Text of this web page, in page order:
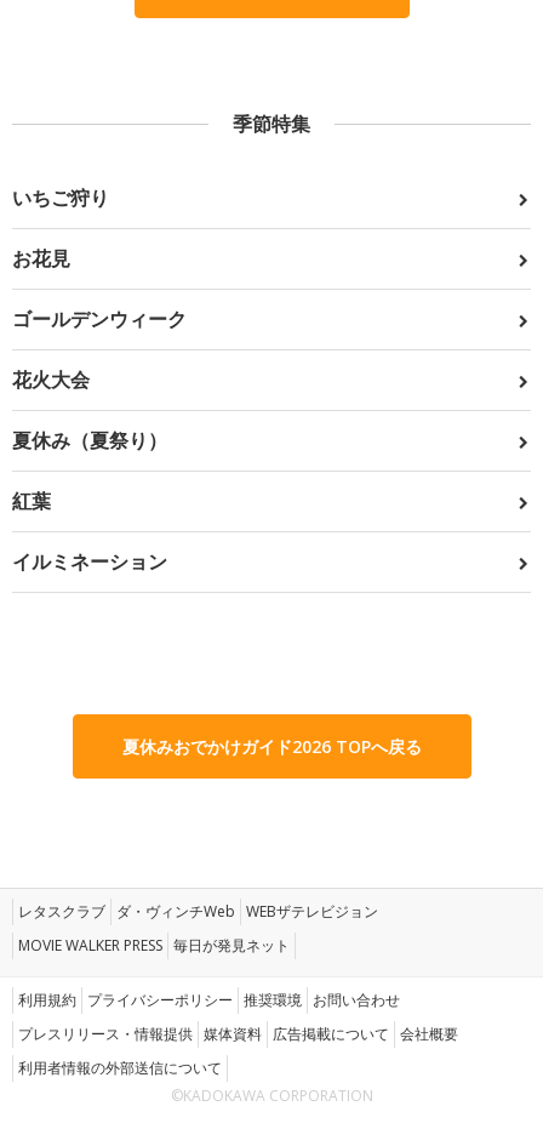
季節特集
いちご狩り
お花見
ゴールデンウィーク
花火大会
夏休み（夏祭り）
紅葉
イルミネーション
夏休みおでかけガイド2026 TOPへ戻る
レタスクラブ ダ・ヴィンチWeb WEBザテレビジョン
MOVIE WALKER PRESS 毎日が発見ネット
利用規約 プライバシーポリシー 推奨環境 お問い合わせ
プレスリリース・情報提供 媒体資料 広告掲載について 会社概要
利用者情報の外部送信について
©KADOKAWA CORPORATION